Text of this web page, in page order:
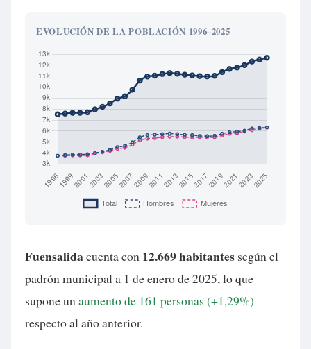
EVOLUCIÓN DE LA POBLACIÓN 1996–2025
Fuensalidacuenta con 12.669 habitantes según el
padrón municipal a 1 de enero de 2025, lo que
supone unaumento de 161 personas (+1,29%)
respecto al año anterior.